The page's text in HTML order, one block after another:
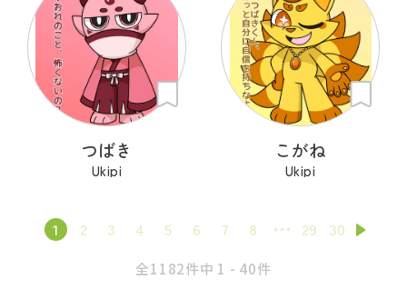
つばき
Ukipi
こがね
Ukipi
1 2 3 4 5 6 7 8 29 30
全1182件中 1 - 40件